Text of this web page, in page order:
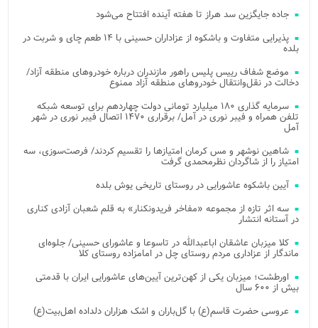
جاده جایگزین سد هراز تا هفته آینده افتتاح می‌شود
پذیرایی متفاوت و باشکوه از عزاداران حسینی با ۱۴ طعم چای و شربت در
بلده
موضع شفاف رییس پلیس راهور مازندران درباره خودروهای منطقه آزاد/
دخالت در نقل‌وانتقال خودروهای منطقه آزاد ممنوع
سرمایه گذاری ۱۸۰ میلیارد تومانی دولت چهاردهم برای توسعه شبکه
تلفن همراه و فیبر نوری در آمل/ برقراری ۱۴۷۰ اتصال فیبر نوری در شهر
آمل
شاهین نوشهر و مس کرمان امتیازها را تقسیم کردند/ فرصت‌سوزی، سه
امتیاز را از شاگردان نظرمحمدی گرفت
آیین باشکوه عاشورایی در روستای تاریخی یوش بلده
سه اثر تازه از مجموعه «مفاخر فریدونکنار» به قلم شعبان آزادی کناری
در آستانه انتشار
کلا میزبان عاشقان اباعبدالله در تاسوعا و عاشورای حسینی/ جلوه‌ای
ماندگار از عزاداری مردم روستای چل در امامزاده روستای کلا
اورطشت؛ میزبان یکی از کهن‌ترین آیین‌های عاشورایی ایران با قدمتی
بیش از ۶۰۰ سال
عروسی حضرت قاسم(ع) با گل‌باران و اشک هزاران دلداده اهل‌بیت(ع)